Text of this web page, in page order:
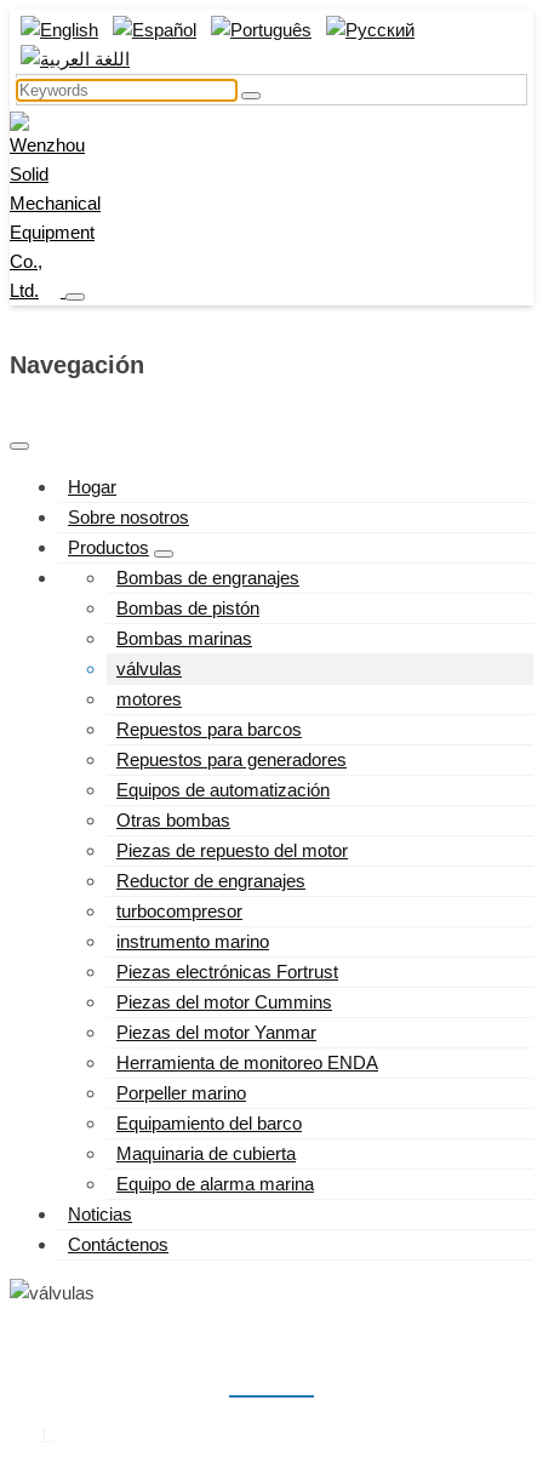
Navegación
Hogar
Sobre nosotros
Productos
Bombas de engranajes
Bombas de pistón
Bombas marinas
válvulas
motores
Repuestos para barcos
Repuestos para generadores
Equipos de automatización
Otras bombas
Piezas de repuesto del motor
Reductor de engranajes
turbocompresor
instrumento marino
Piezas electrónicas Fortrust
Piezas del motor Cummins
Piezas del motor Yanmar
Herramienta de monitoreo ENDA
Porpeller marino
Equipamiento del barco
Maquinaria de cubierta
Equipo de alarma marina
Noticias
Contáctenos